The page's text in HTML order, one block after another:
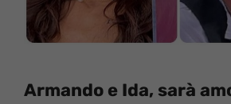
Armando e Ida, sarà